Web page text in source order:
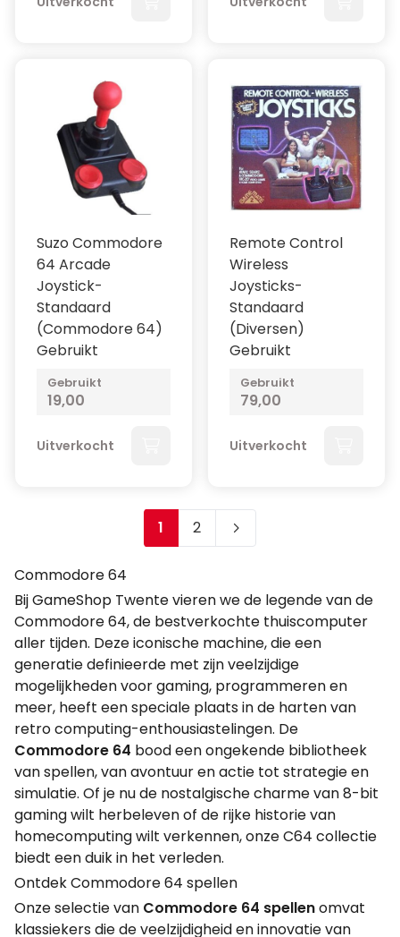
Suzo Commodore
64 Arcade
Joystick-
Standaard
(Commodore 64)
Gebruikt
Gebruikt
19,00
Uitverkocht
Remote Control
Wireless
Joysticks-
Standaard
(Diversen)
Gebruikt
Gebruikt
79,00
Uitverkocht
Je leest momenteel pagina
1 Pagina
2
Commodore 64
Bij GameShop Twente vieren we de legende van de
Commodore 64, de bestverkochte thuiscomputer
aller tijden. Deze iconische machine, die een
generatie definieerde met zijn veelzijdige
mogelijkheden voor gaming, programmeren en
meer, heeft een speciale plaats in de harten van
retro computing-enthousiastelingen. De
Commodore 64 bood een ongekende bibliotheek
van spellen, van avontuur en actie tot strategie en
simulatie. Of je nu de nostalgische charme van 8-bit
gaming wilt herbeleven of de rijke historie van
homecomputing wilt verkennen, onze C64 collectie
biedt een duik in het verleden.
Ontdek Commodore 64 spellen
Onze selectie van Commodore 64 spellenomvat
klassiekers die de veelzijdigheid en innovatie van